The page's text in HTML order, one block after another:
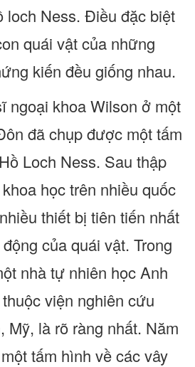
loch Ness. Điều đặc biệt
quái vật của những
kiến đều giống nhau.
ngoại khoa Wilson ở một
đã chụp được một tấm
Loch Ness. Sau thập
học trên nhiều quốc
thiết bị tiên tiến nhất
của quái vật. Trong
nhà tự nhiên học Anh
viện nghiên cứu
Mỹ, là rõ ràng nhất. Năm
tấm hình về các vây